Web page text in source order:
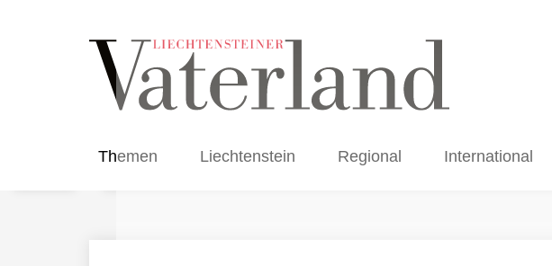
Themen Liechtenstein Regional International